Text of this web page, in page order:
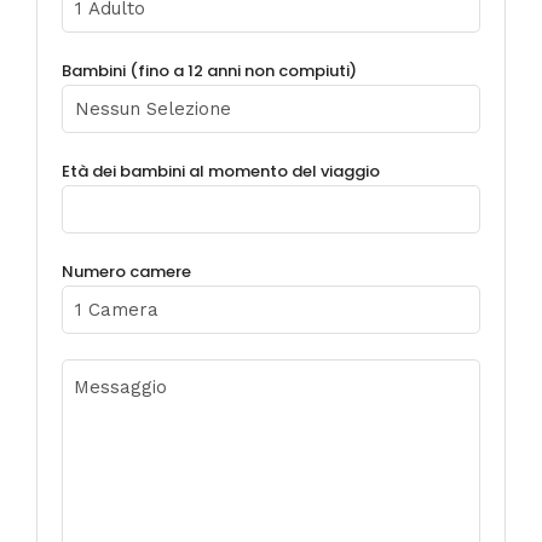
Bambini (fino a 12 anni non compiuti)
Età dei bambini al momento del viaggio
Numero camere